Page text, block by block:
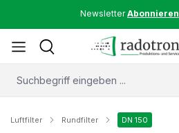
NewsletterAbonnieren
Luftfilter Rundfilter DN 150